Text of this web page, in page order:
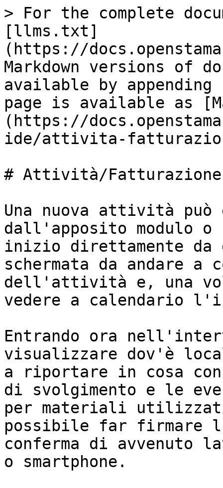
> For the complete
[llms.txt]
(https://
Markdown versions of
available by
page is available as
(https://
ide/attivita-
# Attività/Fatturazione
Una nuova attività
dall'apposito modulo
inizio direttamente da
schermata da andare
dell'attività e, una
vedere a calendario
Entrando ora
visualizzare dov'è
a riportare in cosa
di svolgimento e le
per materiali
possibile far firmare
conferma di avvenuto
o smartphone.